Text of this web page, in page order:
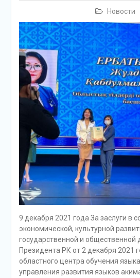
Новости
9 декабря 2021 года За заслуги в
экономической, культурной
государственной и общественной
Президента РК от 2 декабря 2021
областного центра обучения
управления развития языков